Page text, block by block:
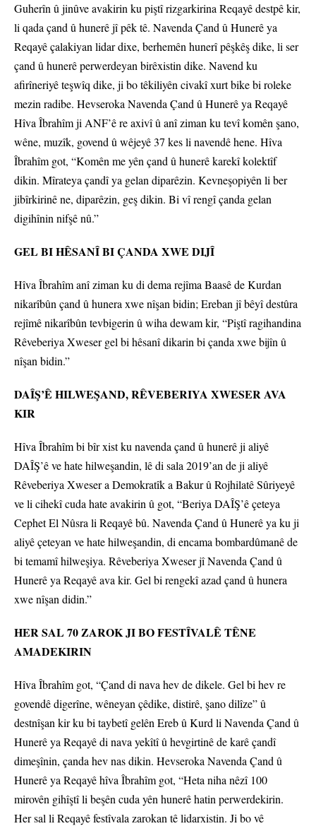
Guherîn û jinûve avakirin ku piştî rizgarkirina Reqayê destpê kir,
li qada çand û hunerê jî pêk tê. Navenda Çand û Hunerê ya
Reqayê çalakiyan lidar dixe, berhemên hunerî pêşkêş dike, li ser
çand û hunerê perwerdeyan birêxistin dike. Navend ku
afirîneriyê teşwîq dike, ji bo têkiliyên civakî xurt bike bi roleke
mezin radibe. Hevseroka Navenda Çand û Hunerê ya Reqayê
Hîva Îbrahîm ji ANF’ê re axivî û anî ziman ku tevî komên şano,
wêne, muzîk, govend û wêjeyê 37 kes li navendê hene. Hîva
Îbrahîm got, “Komên me yên çand û hunerê karekî kolektîf
dikin. Mîrateya çandî ya gelan diparêzin. Kevneşopiyên li ber
jibîrkirinê ne, diparêzin, geş dikin. Bi vî rengî çanda gelan
digihînin nifşê nû.”
GEL BI HÊSANÎ BI ÇANDA XWE DIJÎ
Hîva Îbrahîm anî ziman ku di dema rejîma Baasê de Kurdan
nikarîbûn çand û hunera xwe nîşan bidin; Ereban jî bêyî destûra
rejîmê nikarîbûn tevbigerin û wiha dewam kir, “Piştî ragihandina
Rêveberiya Xweser gel bi hêsanî dikarin bi çanda xwe bijîn û
nîşan bidin.”
DAÎŞ’Ê HILWEŞAND, RÊVEBERIYA XWESER AVA
KIR
Hîva Îbrahîm bi bîr xist ku navenda çand û hunerê ji aliyê
DAÎŞ’ê ve hate hilweşandin, lê di sala 2019’an de ji aliyê
Rêveberiya Xweser a Demokratîk a Bakur û Rojhilatê Sûriyeyê
ve li cihekî cuda hate avakirin û got, “Beriya DAÎŞ’ê çeteya
Cephet El Nûsra li Reqayê bû. Navenda Çand û Hunerê ya ku ji
aliyê çeteyan ve hate hilweşandin, di encama bombardûmanê de
bi temamî hilweşiya. Rêveberiya Xweser jî Navenda Çand û
Hunerê ya Reqayê ava kir. Gel bi rengekî azad çand û hunera
xwe nîşan didin.”
HER SAL 70 ZAROK JI BO FESTÎVALÊ TÊNE
AMADEKIRIN
Hîva Îbrahîm got, “Çand di nava hev de dikele. Gel bi hev re
govendê digerîne, wêneyan çêdike, distirê, şano dilîze” û
destnîşan kir ku bi taybetî gelên Ereb û Kurd li Navenda Çand û
Hunerê ya Reqayê di nava yekîtî û hevgirtinê de karê çandî
dimeşînin, çanda hev nas dikin. Hevseroka Navenda Çand û
Hunerê ya Reqayê hîva Îbrahîm got, “Heta niha nêzî 100
mirovên gihîştî li beşên cuda yên hunerê hatin perwerdekirin.
Her sal li Reqayê festîvala zarokan tê lidarxistin. Ji bo vê